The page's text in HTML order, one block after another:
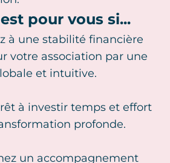
pour vous si...
à une stabilité financière
votre association par une
et intuitive.
à investir temps et effort
profonde.
un accompagnement